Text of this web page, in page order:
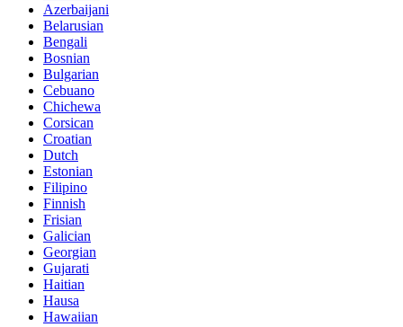
Azerbaijani
Belarusian
Bengali
Bosnian
Bulgarian
Cebuano
Chichewa
Corsican
Croatian
Dutch
Estonian
Filipino
Finnish
Frisian
Galician
Georgian
Gujarati
Haitian
Hausa
Hawaiian